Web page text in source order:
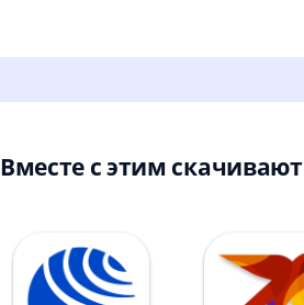
Вместе с этим скачивают